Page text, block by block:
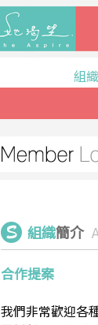
組
組織簡介
合作提案
我們非常歡迎各